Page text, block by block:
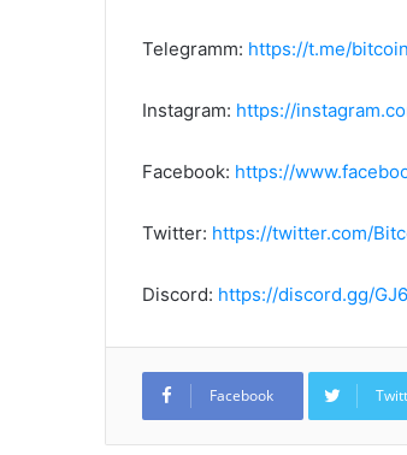
Telegramm: https://t.me/
Instagram: https://
Facebook: https://
Twitter: https://twitter.com/
Discord: https://discord.gg/
Facebook